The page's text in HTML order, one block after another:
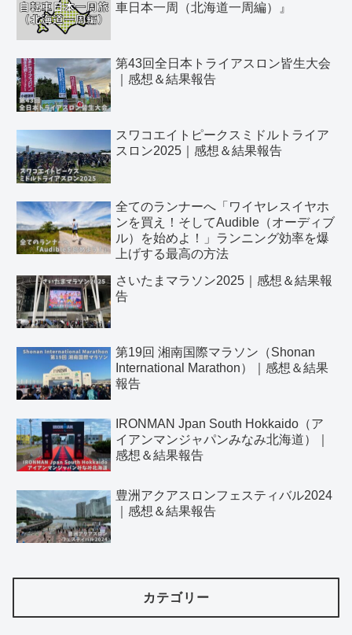
車日本一周（北海道一周編）』
第43回全日本トライアスロン皆生大会
｜感想＆結果報告
スワコエイトピークスミドルトライア
スロン2025｜感想＆結果報告
全てのランナーへ「ワイヤレスイヤホ
ンを買え！そしてAudible（オーディブ
ル）を始めよ！」ランニング効率を爆
上げする最高の方法
さいたまマラソン2025｜感想＆結果報
告
第19回 湘南国際マラソン（Shonan
International Marathon）｜感想＆結果
報告
IRONMAN Jpan South Hokkaido（ア
イアンマンジャパンみなみ北海道）｜
感想＆結果報告
豊洲アクアスロンフェスティバル2024
｜感想＆結果報告
カテゴリー